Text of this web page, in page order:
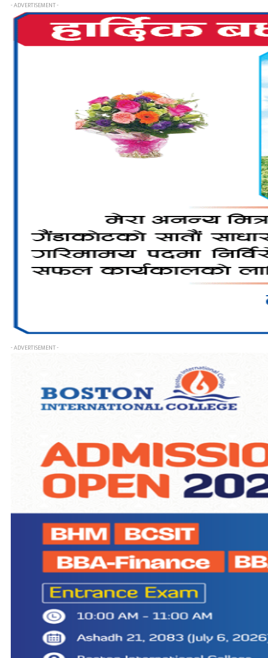
- ADVERTISEMENT -
- ADVERTISEMENT -